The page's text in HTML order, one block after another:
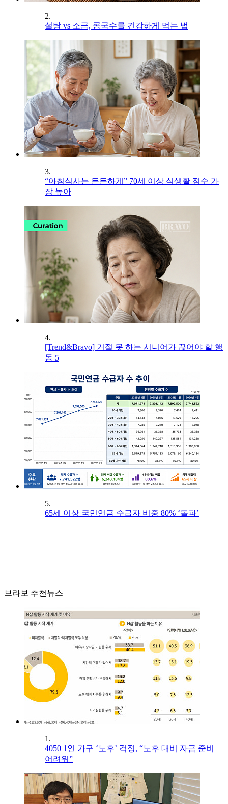
2.
설탕 vs 소금, 콩국수를 건강하게 먹는 법
3.
“아침식사는 든든하게” 70세 이상 식생활 점수 가
장 높아
4.
[Trend&Bravo] 거절 못 하는 시니어가 끊어야 할 행
동 5
5.
65세 이상 국민연금 수급자 비중 80% ‘돌파’
브라보 추천뉴스
1.
4050 1인 가구 ‘노후’ 걱정, “노후 대비 자금 준비
어려워”